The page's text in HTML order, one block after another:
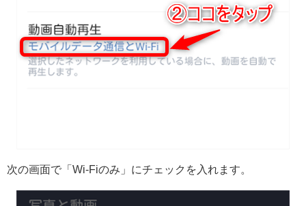
次の画面で「Wi-Fiのみ」にチェックを入れます。